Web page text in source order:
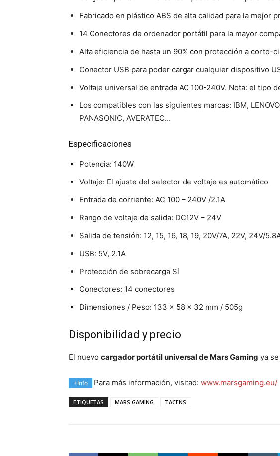
Fabricado en plástico ABS de alta calidad para la mejor
14 Conectores de ordenador portátil para la mayor
Alta eficiencia de hasta un 90% con protección a corto-
Conector USB para poder cargar cualquier dispositivo
Voltaje universal de entrada AC 100-240V. Nota: el tipo
Los compatibles con las siguientes marcas: IBM,
PANASONIC, AVERATEC…
Especificaciones
Potencia: 140W
Voltaje: El ajuste del selector de voltaje es automático
Entrada de corriente: AC 100 – 240V /2.1A
Rango de voltaje de salida: DC12V – 24V
Salida de tensión: 12, 15, 16, 18, 19, 20V/7A, 22V, 24V/
USB: 5V, 2.1A
Protección de sobrecarga Sí
Conectores: 14 conectores
Dimensiones / Peso: 133 x 58 x 32 mm / 505g
Disponibilidad y precio
El nuevo cargador portátil universal de Mars Gaming ya
+Info Para más información, visitad: www.marsgaming.eu/
ETIQUETAS MARS GAMING TACENS